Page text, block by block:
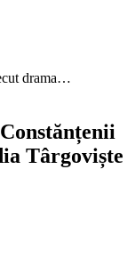
drama…
Târgoviște